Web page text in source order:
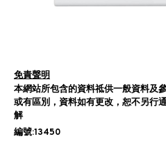
免責聲明
本網站所包含的資料祗供一般資料及
或有區別，資料如有更改，恕不另行
解
編號:13450